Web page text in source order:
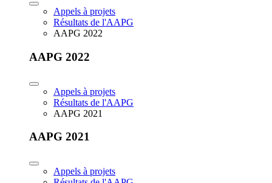
Appels à projets
Résultats de l'AAPG
AAPG 2022
AAPG 2022
Appels à projets
Résultats de l'AAPG
AAPG 2021
AAPG 2021
Appels à projets